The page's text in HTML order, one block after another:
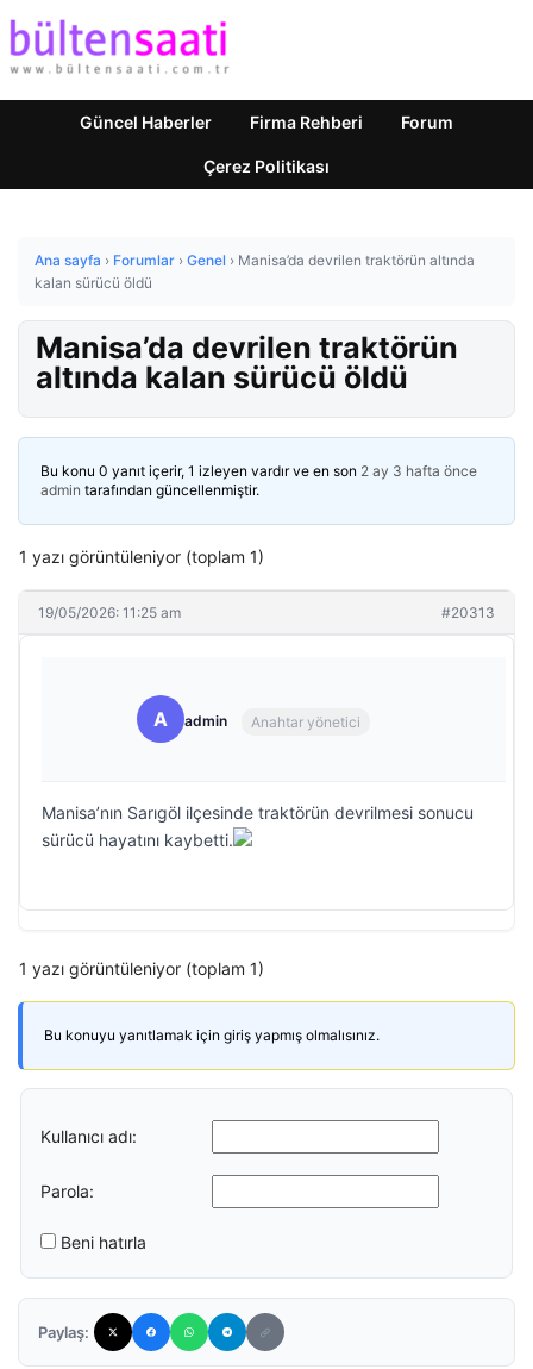
Güncel Haberler Firma Rehberi Forum
Çerez Politikası
Ana sayfa › Forumlar › Genel › Manisa’da devrilen traktörün altında
kalan sürücü öldü
Manisa’da devrilen traktörün
altında kalan sürücü öldü
Bu konu 0 yanıt içerir, 1 izleyen vardır ve en son 2 ay 3 hafta önce
admin tarafından güncellenmiştir.
1 yazı görüntüleniyor (toplam 1)
19/05/2026: 11:25 am #20313
A admin Anahtar yönetici
Manisa’nın Sarıgöl ilçesinde traktörün devrilmesi sonucu
sürücü hayatını kaybetti.
1 yazı görüntüleniyor (toplam 1)
Bu konuyu yanıtlamak için giriş yapmış olmalısınız.
Kullanıcı adı:
Parola:
Beni hatırla
Paylaş: